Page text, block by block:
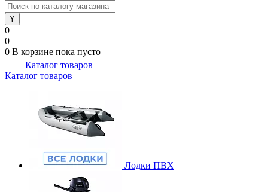
0
0
0 В корзине пока пусто
Каталог товаров
Каталог товаров
Лодки ПВХ